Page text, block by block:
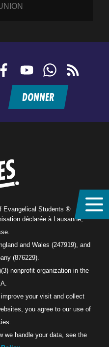
FacebookYouTubeWhatsApp
feed
DONNER
Evangelical Students ®
déclarée à Lausanne,
and Wales (247919), and
(876229).
nonprofit organization in the
your visit and collect
you agree to our use of
we handle your data, see the